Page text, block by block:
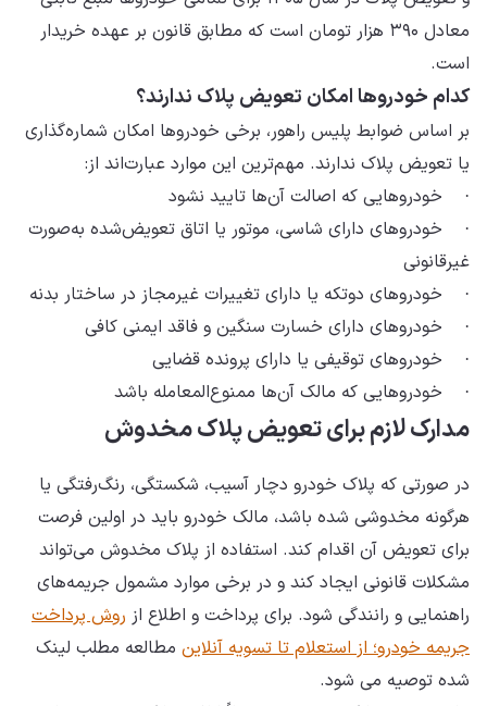
معادل ۳۹۰ هزار تومان است که مطابق قانون بر عهده خریدار
است.
کدام خودروها امکان تعویض پلاک ندارند؟
بر اساس ضوابط پلیس راهور، برخی خودروها امکان شماره‌گذاری
یا تعویض پلاک ندارند. مهم‌ترین این موارد عبارت‌اند از:
· خودروهایی که اصالت آن‌ها تایید نشود
· خودروهای دارای شاسی، موتور یا اتاق تعویض‌شده به‌صورت
غیرقانونی
· خودروهای دوتکه یا دارای تغییرات غیرمجاز در ساختار بدنه
· خودروهای دارای خسارت سنگین و فاقد ایمنی کافی
· خودروهای توقیفی یا دارای پرونده قضایی
· خودروهایی که مالک آن‌ها ممنوع‌المعامله باشد
مدارک لازم برای تعویض پلاک مخدوش
در صورتی که پلاک خودرو دچار آسیب، شکستگی، رنگ‌رفتگی یا
هرگونه مخدوشی شده باشد، مالک خودرو باید در اولین فرصت
برای تعویض آن اقدام کند. استفاده از پلاک مخدوش می‌تواند
مشکلات قانونی ایجاد کند و در برخی موارد مشمول جریمه‌های
راهنمایی و رانندگی شود. برای پرداخت و اطلاع از روش پرداخت
جریمه خودرو؛ از استعلام تا تسویه آنلاین مطالعه مطلب لینک
شده توصیه می شود.